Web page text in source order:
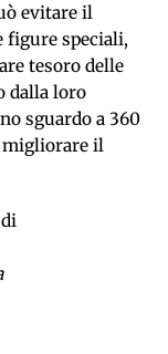
evitare il
figure speciali,
tesoro delle
dalla loro
sguardo a 360
migliorare il